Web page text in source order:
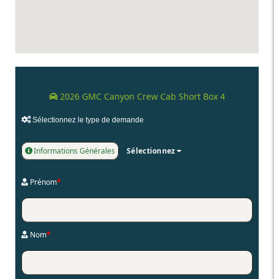
2026 GMC Canyon Crew Cab Short Box 4
Sélectionnez le type de demande
Informations Générales Sélectionnez
Prénom*
Nom*